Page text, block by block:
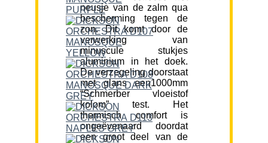
neusje van de zalm qua
bescherming tegen de
zon. Dit komt door de
verwerking van
minuscule stukjes
aluminium in het doek.
De verzegeling doorstaat
met glans een1000mm
“Schmerber vloeistof
kolom” test. Het
thermisch comfort is
ongeëvenaard doordat
een groot deel van de